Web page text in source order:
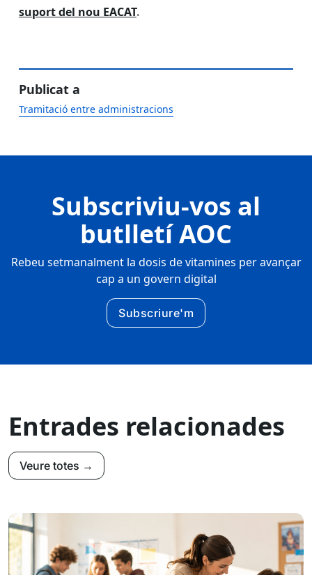
suport del nou EACAT.
Publicat a
Tramitació entre administracions
Subscriviu-vos al
butlletí AOC
Rebeu setmanalment la dosis de vitamines per avançar
cap a un govern digital
Subscriure'm
Entrades relacionades
Veure totes →